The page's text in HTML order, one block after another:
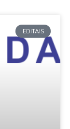
EDITAIS